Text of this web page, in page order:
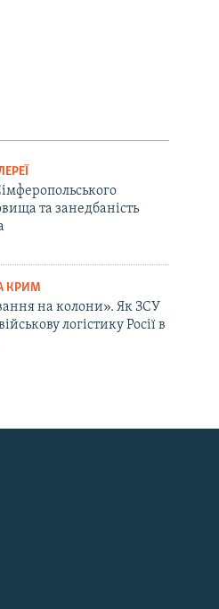
та занедбаність
КРИМ
на колони». Як ЗСУ
логістику Росії в